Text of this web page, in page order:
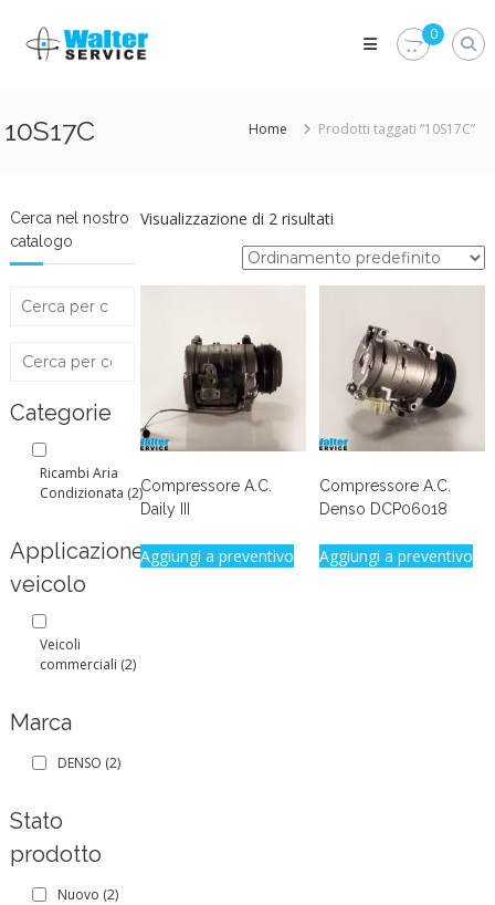
content
Walter
Service
parti
veicolo?
Vieni
Srl
0
10S17C Home Prodotti taggati “10S17C”
Visualizzazione di 2 risultati
Compressore A.C.
Daily III
Aggiungi a preventivo
Compressore A.C.
Denso DCP06018
Aggiungi a preventivo
Cerca nel nostro
catalogo
Categorie
Ricambi Aria
Condizionata (2)
Applicazione
veicolo
Veicoli
commerciali (2)
Marca
DENSO (2)
Stato
prodotto
Nuovo (2)